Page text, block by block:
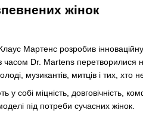
жінок
Мартенс розробив
часом Dr. Martens перетворилися
музикантів, митців і тих, хто не
міцність, довговічність,
під потреби сучасних жінок.